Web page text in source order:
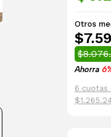
Otros
Ahorra
6 cuotas